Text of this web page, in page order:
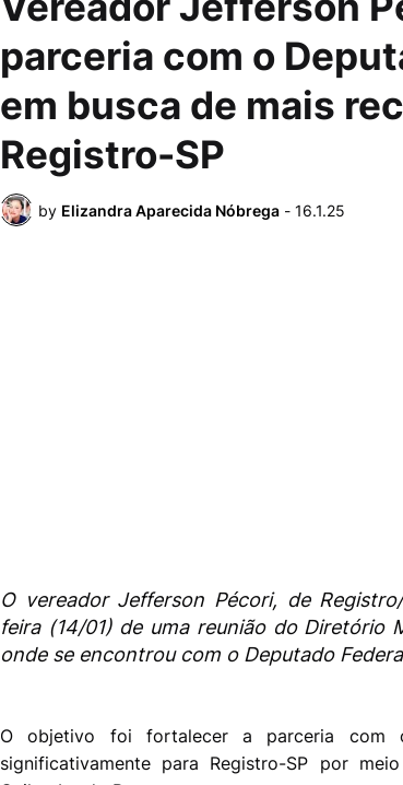
parceria com o
em busca de mais
Registro-SP
by Elizandra Aparecida Nóbrega - 16.1.25
O vereador Jefferson Pécori, de
feira (14/01) de uma reunião do Diretório
onde se encontrou com o Deputado
O objetivo foi fortalecer a parceria com
significativamente para Registro-SP por